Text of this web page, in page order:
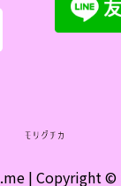
| Copyright ©